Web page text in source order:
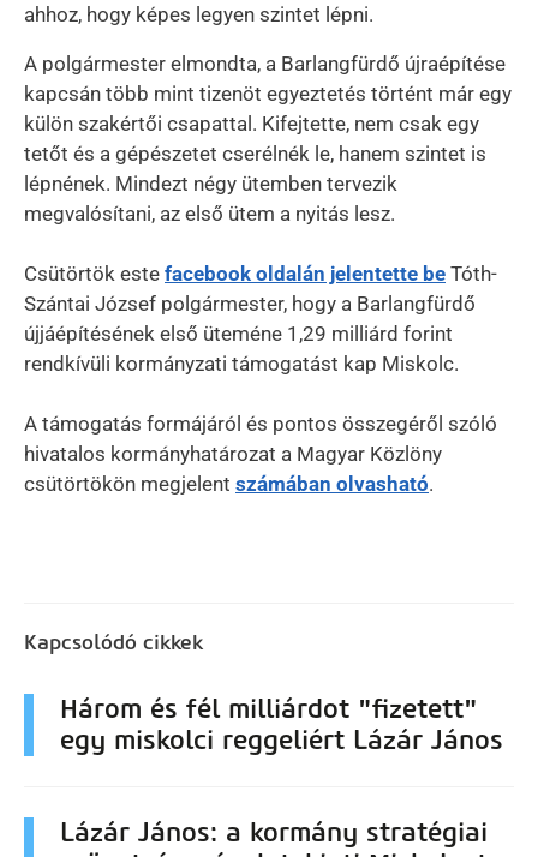
ahhoz, hogy képes legyen szintet lépni.
A polgármester elmondta, a Barlangfürdő újraépítése
kapcsán több mint tizenöt egyeztetés történt már egy
külön szakértői csapattal. Kifejtette, nem csak egy
tetőt és a gépészetet cserélnék le, hanem szintet is
lépnének. Mindezt négy ütemben tervezik
megvalósítani, az első ütem a nyitás lesz.
Csütörtök este facebook oldalán jelentette be Tóth-
Szántai József polgármester, hogy a Barlangfürdő
újjáépítésének első üteméne 1,29 milliárd forint
rendkívüli kormányzati támogatást kap Miskolc.
A támogatás formájáról és pontos összegéről szóló
hivatalos kormányhatározat a Magyar Közlöny
csütörtökön megjelent számában olvasható.
Kapcsolódó cikkek
Három és fél milliárdot "fizetett"
egy miskolci reggeliért Lázár János
Lázár János: a kormány stratégiai